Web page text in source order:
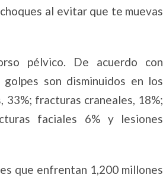
al evitar que te muevas
pélvico. De acuerdo con
son disminuidos en los
fracturas craneales, 18%;
faciales 6% y lesiones
que enfrentan 1,200 millones